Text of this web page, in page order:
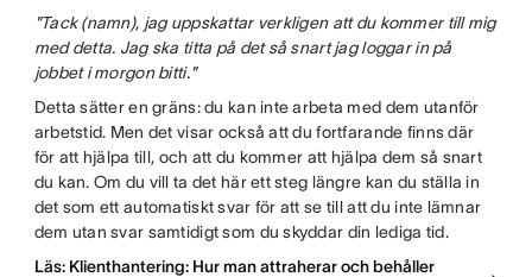
"Tack (namn), jag uppskattar verkligen att du kommer till mig
med detta. Jag ska titta på det så snart jag loggar in på
jobbet i morgon bitti."
Detta sätter en gräns: du kan inte arbeta med dem utanför
arbetstid. Men det visar också att du fortfarande finns där
för att hjälpa till, och att du kommer att hjälpa dem så snart
du kan. Om du vill ta det här ett steg längre kan du ställa in
det som ett automatiskt svar för att se till att du inte lämnar
dem utan svar samtidigt som du skyddar din lediga tid.
Läs: Klienthantering: Hur man attraherar och behåller